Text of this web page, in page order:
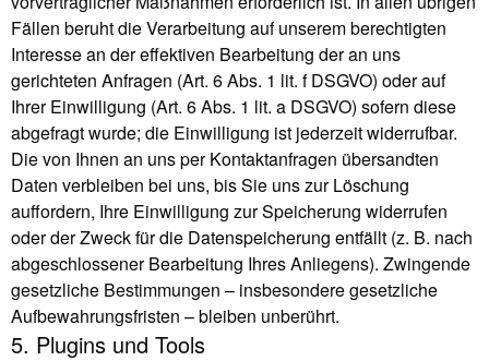
Fällen beruht die Verarbeitung auf unserem berechtigten
Interesse an der effektiven Bearbeitung der an uns
gerichteten Anfragen (Art. 6 Abs. 1 lit. f DSGVO) oder auf
Ihrer Einwilligung (Art. 6 Abs. 1 lit. a DSGVO) sofern diese
abgefragt wurde; die Einwilligung ist jederzeit widerrufbar.
Die von Ihnen an uns per Kontaktanfragen übersandten
Daten verbleiben bei uns, bis Sie uns zur Löschung
auffordern, Ihre Einwilligung zur Speicherung widerrufen
oder der Zweck für die Datenspeicherung entfällt (z. B. nach
abgeschlossener Bearbeitung Ihres Anliegens). Zwingende
gesetzliche Bestimmungen – insbesondere gesetzliche
Aufbewahrungsfristen – bleiben unberührt.
5. Plugins und Tools